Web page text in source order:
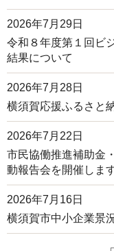
2026年7月29日
令和８年度第１回ビ
結果について
2026年7月28日
横須賀応援ふるさと
2026年7月22日
市民協働推進補助金
動報告会を開催しま
2026年7月16日
横須賀市中小企業景